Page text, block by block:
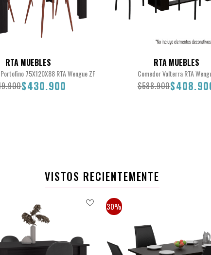
RTA MUEBLES
75X120X88 RTA Wengue ZF
$430.900
RTA MUEBLES
Comedor Volterra RTA
$588.900
VISTOS RECIENTEMENTE
30%